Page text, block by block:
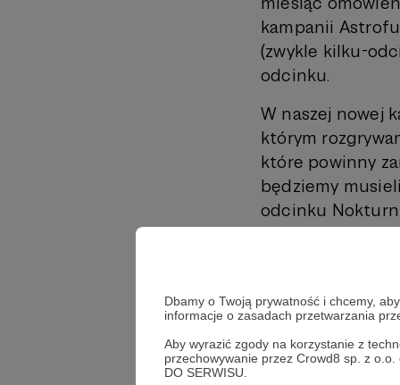
Dbamy o Twoją prywatność i chcemy,
informacje o zasadach przetwarzania
Aby wyrazić zgody na korzystanie z
przechowywanie przez Crowd8 sp. z
DO SERWISU.
kampanii
(zwykle kilku-
odcinku.
W naszej nowej
którym
które powinny
będziemy
odcinku
przypadku
premierach
odpowiadać na
na wszystkie
🔶 Notatki z